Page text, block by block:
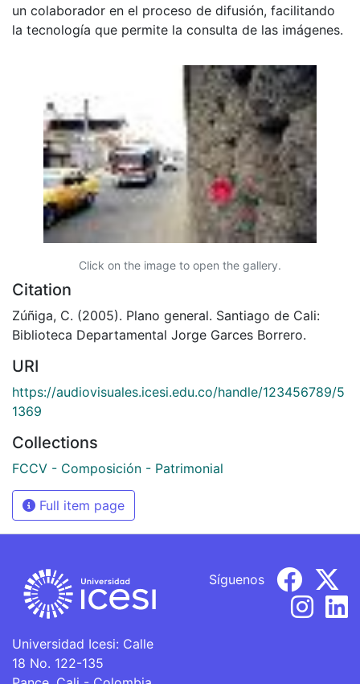
un colaborador en el proceso de difusión, facilitando
la tecnología que permite la consulta de las imágenes.
Click on the image to open the gallery.
Citation
Zúñiga, C. (2005). Plano general. Santiago de Cali:
Biblioteca Departamental Jorge Garces Borrero.
URI
https://audiovisuales.icesi.edu.co/handle/123456789/5
1369
Collections
FCCV - Composición - Patrimonial
Full item page
Universidad Icesi: Calle
18 No. 122-135
Síguenos